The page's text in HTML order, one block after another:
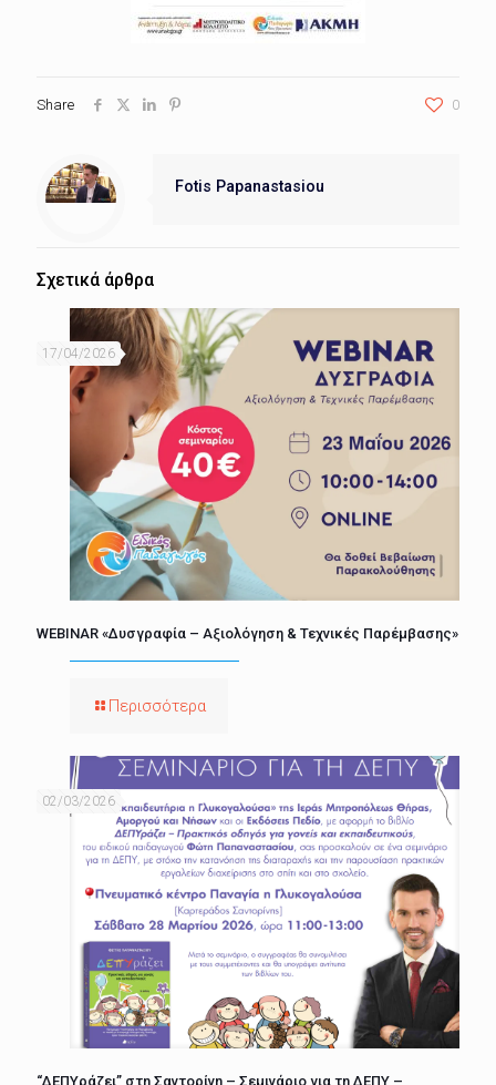
Share 0
Fotis Papanastasiou
Σχετικά άρθρα
17/04/2026
WEBINAR «Δυσγραφία – Αξιολόγηση & Τεχνικές Παρέμβασης»
Περισσότερα
02/03/2026
“ΔΕΠΥράζει” στη Σαντορίνη – Σεμινάριο για τη ΔΕΠΥ –